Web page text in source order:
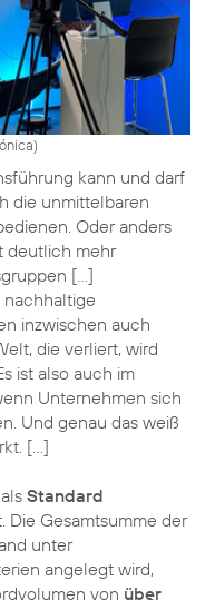
)
kann und darf
die unmittelbaren
Oder anders
deutlich mehr
[…]
nachhaltige
inzwischen auch
die verliert, wird
ist also auch im
Unternehmen sich
Und genau das weiß
[…]
Standard
Die Gesamtsumme der
unter
angelegt wird,
von über